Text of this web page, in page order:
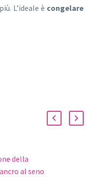
L’ideale è congelare
della
al seno